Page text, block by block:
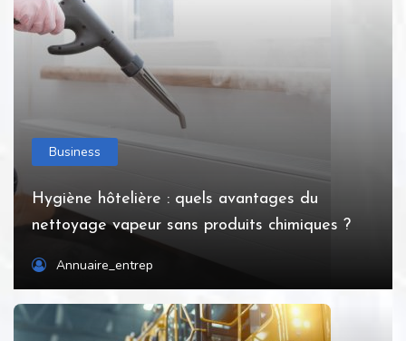
Business
Hygiène hôtelière : quels avantages du
nettoyage vapeur sans produits chimiques ?
Annuaire_entrep